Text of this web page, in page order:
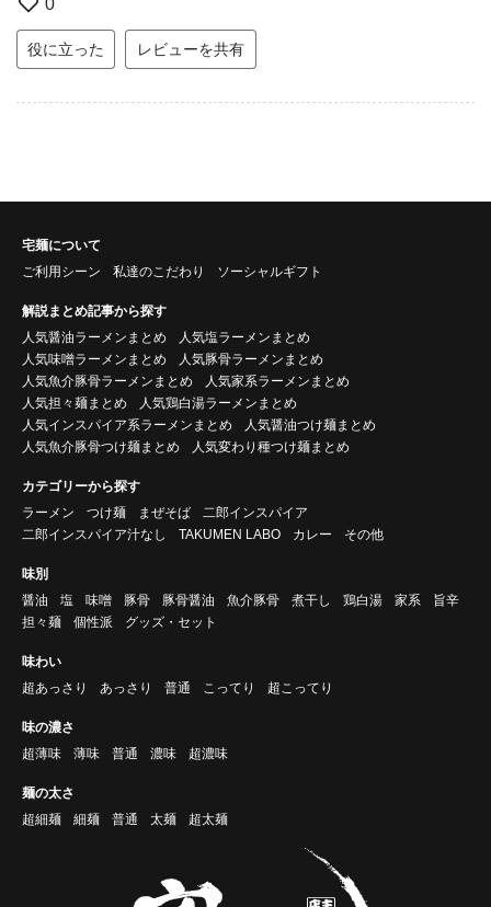
0
役に立った レビューを共有
宅麺について
ご利用シーン
私達のこだわり ソーシャルギフト
解説まとめ記事から探す
人気醤油ラーメンまとめ
人気塩ラーメンまとめ
人気味噌ラーメンまとめ
人気豚骨ラーメンまとめ
人気魚介豚骨ラーメンまとめ
人気家系ラーメンまとめ
人気担々麺まとめ
人気鶏白湯ラーメンまとめ
人気インスパイア系ラーメンまとめ
人気醤油つけ麺まとめ
人気魚介豚骨つけ麺まとめ
人気変わり種つけ麺まとめ
カテゴリーから探す
ラーメン
つけ麺 まぜそば
二郎インスパイア
二郎インスパイア汁なし
TAKUMEN LABO カレー その他
味別
醤油
塩 味噌 豚骨 豚骨醤油 魚介豚骨 煮干し 鶏白湯 家系
旨辛
担々麺
個性派 グッズ・セット
味わい
超あっさり
あっさり 普通 こってり 超こってり
味の濃さ
超薄味
薄味 普通 濃味 超濃味
麺の太さ
超細麺
細麺 普通 太麺 超太麺